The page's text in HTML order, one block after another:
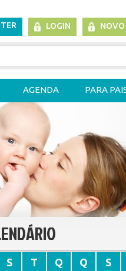
LOGIN NOVO
AGENDA PARA
S T Q Q S